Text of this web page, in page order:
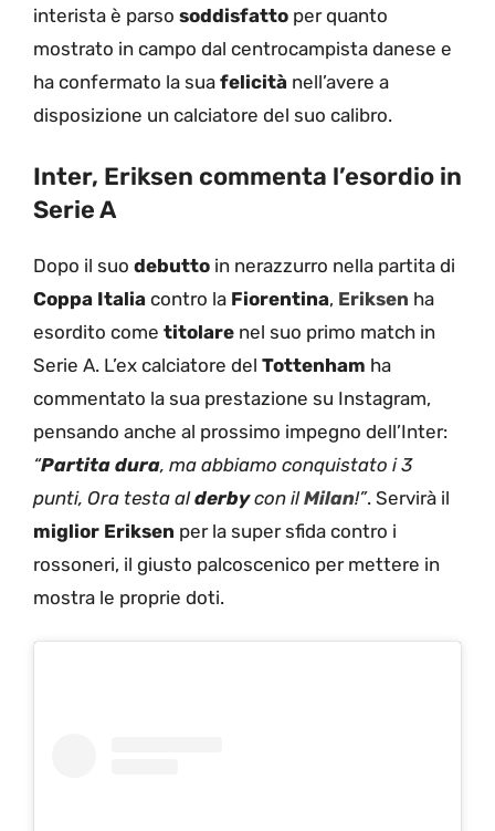
interista è parso soddisfatto per quanto
mostrato in campo dal centrocampista danese e
ha confermato la sua felicità nell’avere a
disposizione un calciatore del suo calibro.
Inter, Eriksen commenta l’esordio in
Serie A
Dopo il suo debutto in nerazzurro nella partita di
Coppa Italia contro la Fiorentina, Eriksen ha
esordito come titolare nel suo primo match in
Serie A. L’ex calciatore del Tottenham ha
commentato la sua prestazione su Instagram,
pensando anche al prossimo impegno dell’Inter:
“Partita dura, ma abbiamo conquistato i 3
punti, Ora testa alderbycon ilMilan!”. Servirà il
miglior Eriksen per la super sfida contro i
rossoneri, il giusto palcoscenico per mettere in
mostra le proprie doti.